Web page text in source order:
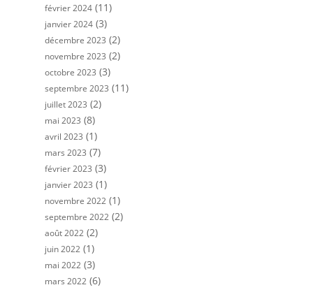
février 2024 (11)
janvier 2024 (3)
décembre 2023 (2)
novembre 2023 (2)
octobre 2023 (3)
septembre 2023 (11)
juillet 2023 (2)
mai 2023 (8)
avril 2023 (1)
mars 2023 (7)
février 2023 (3)
janvier 2023 (1)
novembre 2022 (1)
septembre 2022 (2)
août 2022 (2)
juin 2022 (1)
mai 2022 (3)
mars 2022 (6)